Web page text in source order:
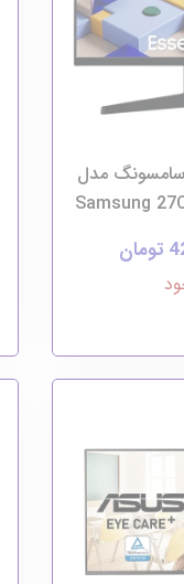
اینچی سامسونگ مدل
Samsung